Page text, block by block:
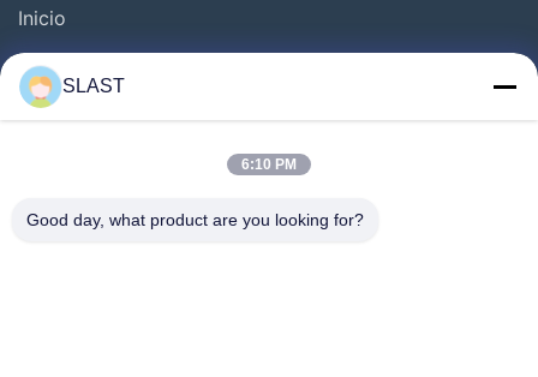
Inicio
Productos
Los Vídeos
Control De Calidad
SLAST
6:10 PM
Good day, what product are you looking for?